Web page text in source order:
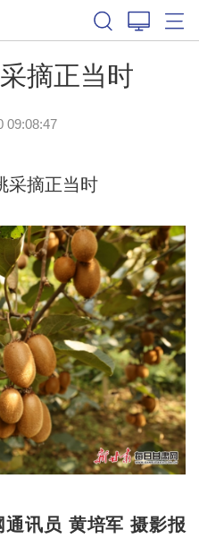
摘正当时
09:08:47
摘正当时
通讯员 黄培军 摄影报